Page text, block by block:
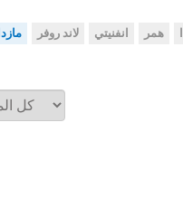
همر انفنيتي لاند روفر مازدا